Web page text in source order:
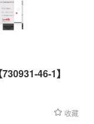
46-1】
收藏